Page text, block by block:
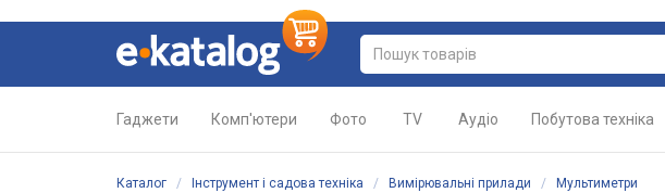
Гаджети Комп'ютери Фото TV Аудіо Побутова техніка
Каталог / Інструмент і садова техніка / Вимірювальні прилади / Мультиметри